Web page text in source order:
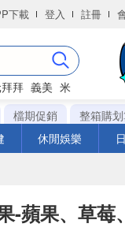
下載 登入 註冊
拜 義美 米
檔期促銷 整箱購
休閒娛樂
-蘋果、草莓、